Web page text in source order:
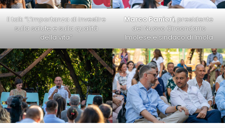
Il talk “L’importanza di investire
sulla salute e sulla qualità
della vita”
Marco Panieri, presidente
del Nuovo Circondario
Imolese e sindaco di Imola